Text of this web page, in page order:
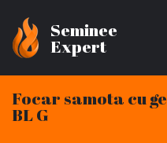
Seminee
Expert
Focar samota cu
BL G